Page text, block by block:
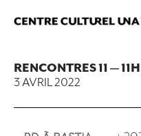
RENCONTRES 11 —
3 AVRIL 2022